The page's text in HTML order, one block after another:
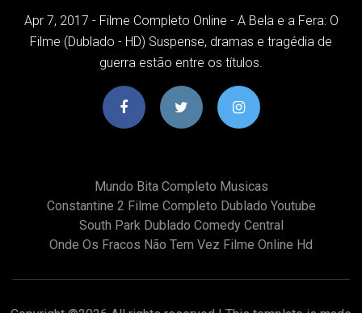
Apr 7, 2017 - Filme Completo Online - A Bela e a Fera: O
Filme (Dublado - HD) Suspense, dramas e tragédia de
guerra estão entre os títulos.
Mundo Bita Completo Musicas
Constantine 2 Filme Completo Dublado Youtube
South Park Dublado Comedy Central
Onde Os Fracos Não Tem Vez Filme Online Hd